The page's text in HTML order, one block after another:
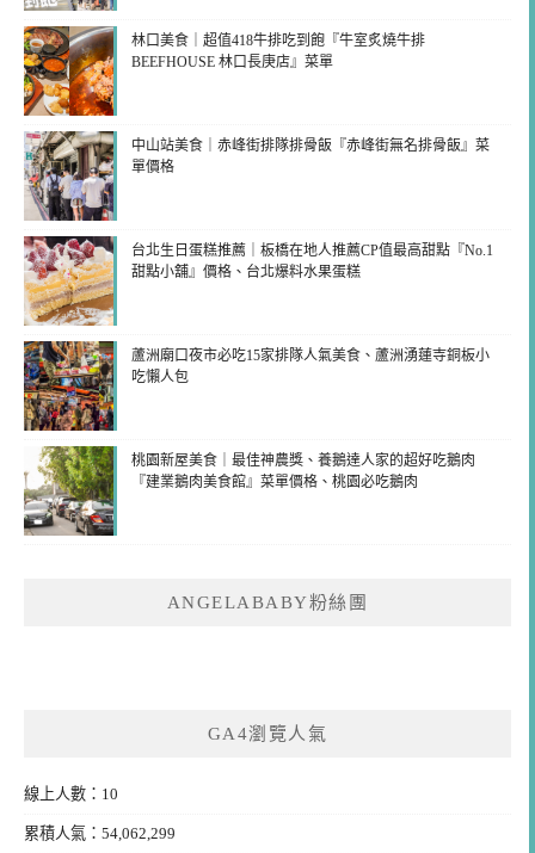
林口美食｜超值418牛排吃到飽『牛室炙燒牛排
BEEFHOUSE 林口長庚店』菜單
中山站美食｜赤峰街排隊排骨飯『赤峰街無名排骨飯』菜
單價格
台北生日蛋糕推薦｜板橋在地人推薦CP值最高甜點『No.1
甜點小舖』價格、台北爆料水果蛋糕
蘆洲廟口夜市必吃15家排隊人氣美食、蘆洲湧蓮寺銅板小
吃懶人包
桃園新屋美食｜最佳神農獎、養鵝達人家的超好吃鵝肉
『建業鵝肉美食館』菜單價格、桃園必吃鵝肉
ANGELABABY粉絲團
GA4瀏覽人氣
線上人數：10
累積人氣：54,062,299